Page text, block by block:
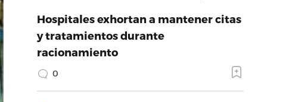
Hospitales exhortan a mantener citas
y tratamientos durante
racionamiento
0